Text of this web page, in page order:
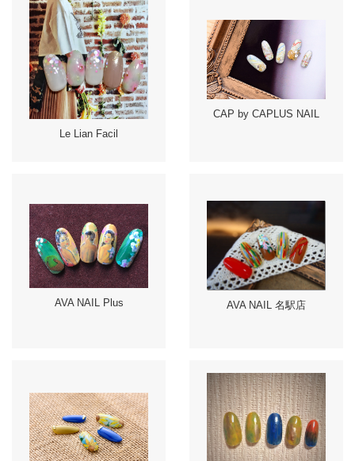
Le Lian Facil
CAP by CAPLUS NAIL
AVA NAIL Plus AVA NAIL 名駅店